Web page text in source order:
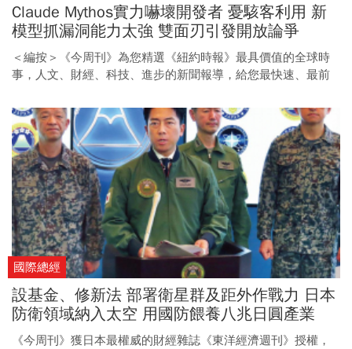
Claude Mythos實力嚇壞開發者 憂駭客利用 新
模型抓漏洞能力太強 雙面刃引發開放論爭
＜編按＞《今周刊》為您精選《紐約時報》最具價值的全球時
事，人文、財經、科技、進步的新聞報導，給您最快速、最前
國際總經
設基金、修新法 部署衛星群及距外作戰力 日本
防衛領域納入太空 用國防餵養八兆日圓產業
《今周刊》獲日本最權威的財經雜誌《東洋經濟週刊》授權，